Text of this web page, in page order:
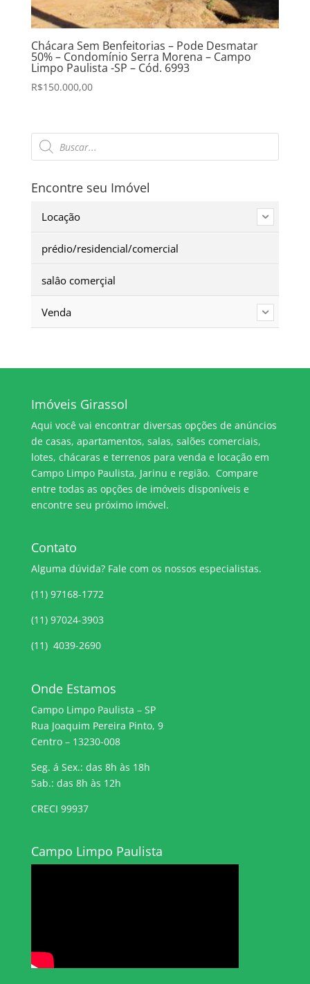
Chácara Sem Benfeitorias – Pode Desmatar
50% – Condomínio Serra Morena – Campo
Limpo Paulista -SP – Cód. 6993
R$150.000,00
Pesquisar
produtos
Encontre seu Imóvel
Locação
prédio/residencial/comercial
salâo comerçial
Venda
Imóveis Girassol
Aqui você vai encontrar diversas opções de anúncios
de casas, apartamentos, salas, salões comerciais,
lotes, chácaras e terrenos para venda e locação em
Campo Limpo Paulista, Jarinu e região. Compare
entre todas as opções de imóveis disponíveis e
encontre seu próximo imóvel.
Contato
Alguma dúvida? Fale com os nossos especialistas.
(11) 97168-1772
(11) 97024-3903
(11) 4039-2690
Onde Estamos
Campo Limpo Paulista – SP
Rua Joaquim Pereira Pinto, 9
Centro – 13230-008
Seg. á Sex.: das 8h às 18h
Sab.: das 8h às 12h
CRECI 99937
Campo Limpo Paulista